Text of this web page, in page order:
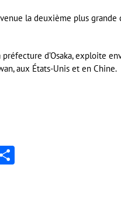
la deuxième plus
préfecture d’Osaka, exploite
aux États-Unis et en Chine.